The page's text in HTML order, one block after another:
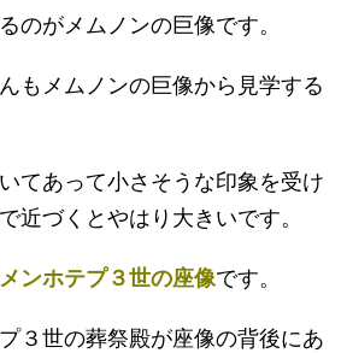
のがメムノンの巨像です。
もメムノンの巨像から見学する
てあって小さそうな印象を受け
近づくとやはり大きいです。
ンホテプ３世の座像です。
３世の葬祭殿が座像の背後にあ